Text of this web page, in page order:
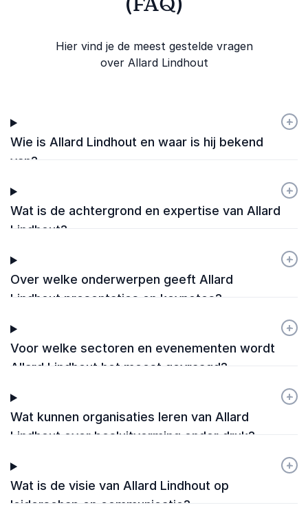
Hier vind je de meest gestelde vragen
over Allard Lindhout
Wie is Allard Lindhout en waar is hij bekend
van?
+
-
Wat is de achtergrond en expertise van Allard
Lindhout?
+
-
Over welke onderwerpen geeft Allard
Lindhout presentaties en keynotes?
+
-
Voor welke sectoren en evenementen wordt
Allard Lindhout het meest gevraagd?
+
-
Wat kunnen organisaties leren van Allard
Lindhout over besluitvorming onder druk?
+
-
Wat is de visie van Allard Lindhout op
leiderschap en communicatie?
+
-